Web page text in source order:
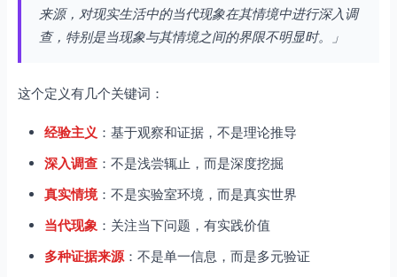
来源，对现实生活中的当代现象在其情境中进行深入调
查，特别是当现象与其情境之间的界限不明显时。」
这个定义有几个关键词：
经验主义 ：基于观察和证据，不是理论推导
深入调查 ：不是浅尝辄止，而是深度挖掘
真实情境：不是实验室环境，而是真实世界
当代现象 ：关注当下问题，有实践价值
多种证据来源：不是单一信息，而是多元验证